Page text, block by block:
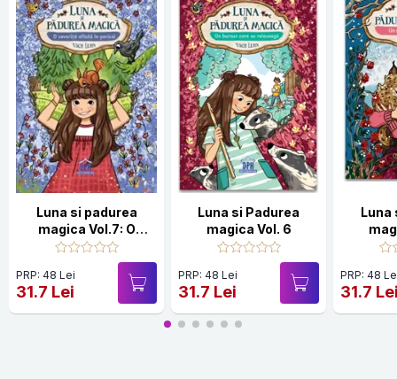
Luna si padurea
magica Vol.7: O
veverita aflata in
PRP: 48 Lei
31.7 Lei
Luna si Padurea
magica Vol. 6
PRP: 48 Lei
31.7 Lei
Luna
PRP: 48
31.7